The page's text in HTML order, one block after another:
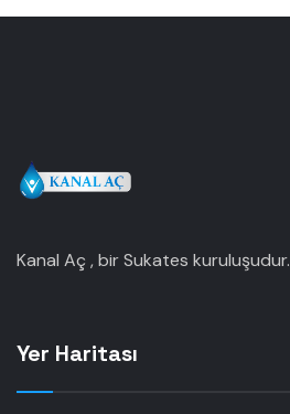
Kanal Aç , bir Sukates kuruluşudur.
Yer Haritası